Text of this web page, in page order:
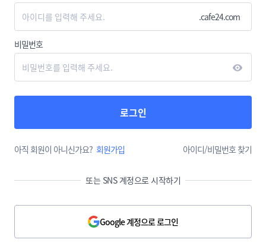
.cafe24.com
비밀번호
로그인
아직 회원이 아니신가요? 회원가입 아이디/비밀번호 찾기
또는 SNS 계정으로 시작하기
Google 계정으로 로그인